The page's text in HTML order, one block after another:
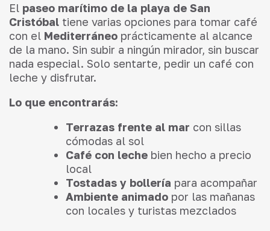
El paseo marítimo de la playa de San
Cristóbal tiene varias opciones para tomar café
con el Mediterráneo prácticamente al alcance
de la mano. Sin subir a ningún mirador, sin buscar
nada especial. Solo sentarte, pedir un café con
leche y disfrutar.
Lo que encontrarás:
Terrazas frente al mar con sillas
cómodas al sol
Café con leche bien hecho a precio
local
Tostadas y bollería para acompañar
Ambiente animado por las mañanas
con locales y turistas mezclados